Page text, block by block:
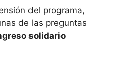
del programa,
de las preguntas
solidario